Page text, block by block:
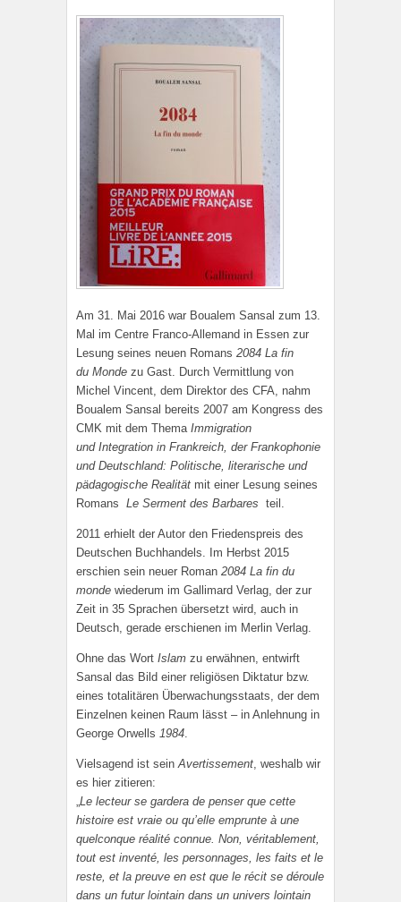
Am 31. Mai 2016 war Boualem Sansal zum 13.
Mal im Centre Franco-Allemand in Essen zur
Lesung seines neuen Romans 2084 La fin
du Monde zu Gast. Durch Vermittlung von
Michel Vincent, dem Direktor des CFA, nahm
Boualem Sansal bereits 2007 am Kongress des
CMK mit dem Thema Immigration
und Integration in Frankreich, der Frankophonie
und Deutschland: Politische, literarische und
pädagogische Realität mit einer Lesung seines
Romans Le Serment des Barbares teil.
2011 erhielt der Autor den Friedenspreis des
Deutschen Buchhandels. Im Herbst 2015
erschien sein neuer Roman 2084 La fin du
monde wiederum im Gallimard Verlag, der zur
Zeit in 35 Sprachen übersetzt wird, auch in
Deutsch, gerade erschienen im Merlin Verlag.
Ohne das Wort Islam zu erwähnen, entwirft
Sansal das Bild einer religiösen Diktatur bzw.
eines totalitären Überwachungsstaats, der dem
Einzelnen keinen Raum lässt – in Anlehnung in
George Orwells 1984.
Vielsagend ist seinAvertissement, weshalb wir
es hier zitieren:
„Le lecteur se gardera de penser que cette
histoire est vraie ou qu’elle emprunte à une
quelconque réalité connue. Non, véritablement,
tout est inventé, les personnages, les faits et le
reste, et la preuve en est que le récit se déroule
dans un futur lointain dans un univers lointain